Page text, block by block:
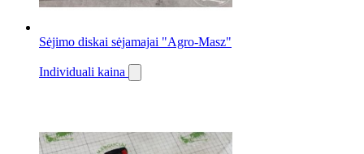
Sėjimo diskai sėjamajai "Agro-Masz"
Individuali kaina